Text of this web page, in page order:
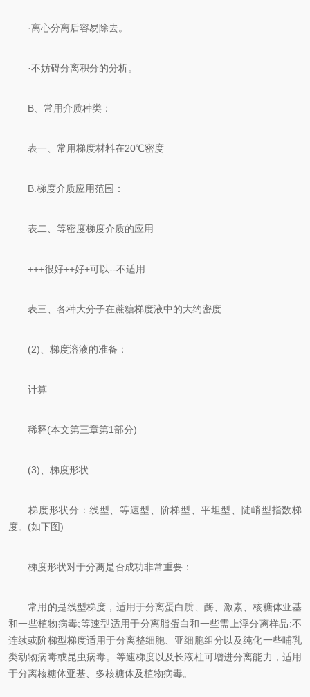
·离心分离后容易除去。
·不妨碍分离积分的分析。
B、常用介质种类：
表一、常用梯度材料在20℃密度
B.梯度介质应用范围：
表二、等密度梯度介质的应用
+++很好++好+可以--不适用
表三、各种大分子在蔗糖梯度液中的大约密度
(2)、梯度溶液的准备：
计算
稀释(本文第三章第1部分)
(3)、梯度形状
梯度形状分：线型、等速型、阶梯型、平坦型、陡峭型指数梯
度。(如下图)
梯度形状对于分离是否成功非常重要：
常用的是线型梯度，适用于分离蛋白质、酶、激素、核糖体亚基
和一些植物病毒;等速型适用于分离脂蛋白和一些需上浮分离样品;不
连续或阶梯型梯度适用于分离整细胞、亚细胞组分以及纯化一些哺乳
类动物病毒或昆虫病毒。等速梯度以及长液柱可增进分离能力，适用
于分离核糖体亚基、多核糖体及植物病毒。